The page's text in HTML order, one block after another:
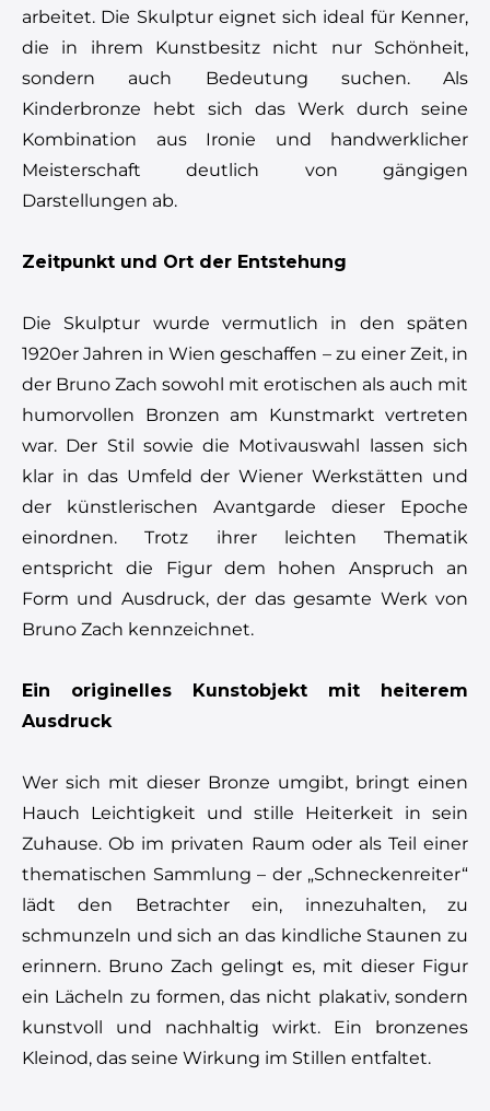
arbeitet. Die Skulptur eignet sich ideal für Kenner,
die in ihrem Kunstbesitz nicht nur Schönheit,
sondern auch Bedeutung suchen. Als
Kinderbronze hebt sich das Werk durch seine
Kombination aus Ironie und handwerklicher
Meisterschaft deutlich von gängigen
Darstellungen ab.
Zeitpunkt und Ort der Entstehung
Die Skulptur wurde vermutlich in den späten
1920er Jahren in Wien geschaffen – zu einer Zeit, in
der Bruno Zach sowohl mit erotischen als auch mit
humorvollen Bronzen am Kunstmarkt vertreten
war. Der Stil sowie die Motivauswahl lassen sich
klar in das Umfeld der Wiener Werkstätten und
der künstlerischen Avantgarde dieser Epoche
einordnen. Trotz ihrer leichten Thematik
entspricht die Figur dem hohen Anspruch an
Form und Ausdruck, der das gesamte Werk von
Bruno Zach kennzeichnet.
Ein originelles Kunstobjekt mit heiterem
Ausdruck
Wer sich mit dieser Bronze umgibt, bringt einen
Hauch Leichtigkeit und stille Heiterkeit in sein
Zuhause. Ob im privaten Raum oder als Teil einer
thematischen Sammlung – der „Schneckenreiter“
lädt den Betrachter ein, innezuhalten, zu
schmunzeln und sich an das kindliche Staunen zu
erinnern. Bruno Zach gelingt es, mit dieser Figur
ein Lächeln zu formen, das nicht plakativ, sondern
kunstvoll und nachhaltig wirkt. Ein bronzenes
Kleinod, das seine Wirkung im Stillen entfaltet.